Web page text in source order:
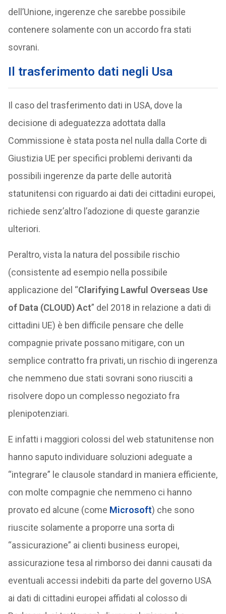
dell’Unione, ingerenze che sarebbe possibile
contenere solamente con un accordo fra stati
sovrani.
Il trasferimento dati negli Usa
Il caso del trasferimento dati in USA, dove la
decisione di adeguatezza adottata dalla
Commissione è stata posta nel nulla dalla Corte di
Giustizia UE per specifici problemi derivanti da
possibili ingerenze da parte delle autorità
statunitensi con riguardo ai dati dei cittadini europei,
richiede senz’altro l’adozione di queste garanzie
ulteriori.
Peraltro, vista la natura del possibile rischio
(consistente ad esempio nella possibile
applicazione del “Clarifying Lawful Overseas Use
of Data (CLOUD) Act” del 2018 in relazione a dati di
cittadini UE) è ben difficile pensare che delle
compagnie private possano mitigare, con un
semplice contratto fra privati, un rischio di ingerenza
che nemmeno due stati sovrani sono riusciti a
risolvere dopo un complesso negoziato fra
plenipotenziari.
E infatti i maggiori colossi del web statunitense non
hanno saputo individuare soluzioni adeguate a
“integrare” le clausole standard in maniera efficiente,
con molte compagnie che nemmeno ci hanno
provato ed alcune (come Microsoft) che sono
riuscite solamente a proporre una sorta di
“assicurazione” ai clienti business europei,
assicurazione tesa al rimborso dei danni causati da
eventuali accessi indebiti da parte del governo USA
ai dati di cittadini europei affidati al colosso di